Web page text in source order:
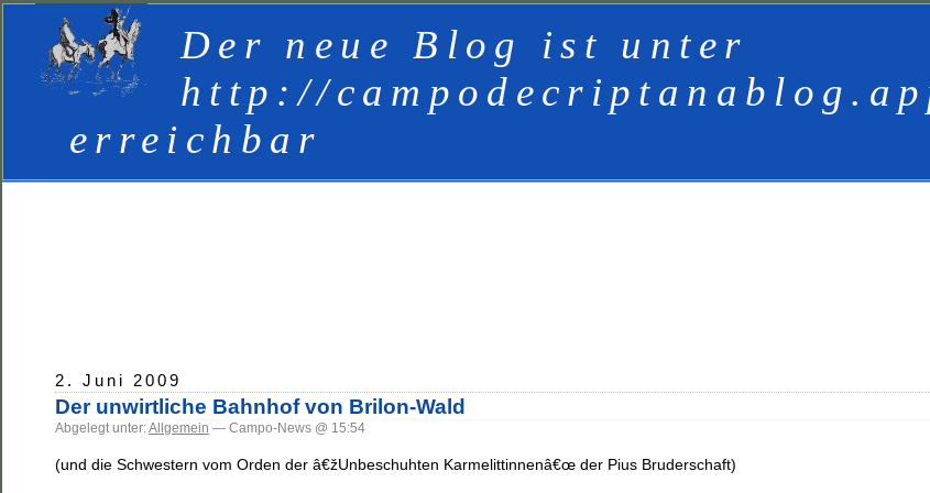
Der neue Blog ist unter
http://
erreichbar
2. Juni 2009
Der unwirtliche Bahnhof von Brilon-Wald
Abgelegt unter:Allgemein — Campo-News @ 15:54
(und die Schwestern vom Orden der â€žUnbeschuhten Karmelittinnenâ€œ der Pius Bruderschaft)